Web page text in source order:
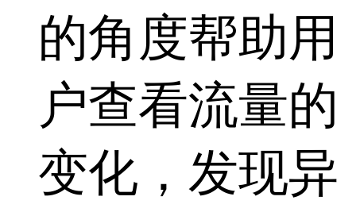
的角度帮助用
户查看流量的
变化，发现异